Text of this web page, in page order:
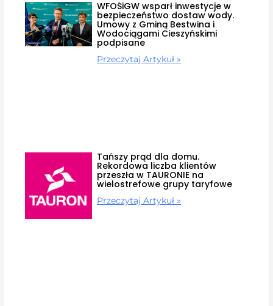
WFOŚiGW wsparł inwestycje w
bezpieczeństwo dostaw wody.
Umowy z Gminą Bestwina i
Wodociągami Cieszyńskimi
podpisane
Przeczytaj Artykuł »
Tańszy prąd dla domu.
Rekordowa liczba klientów
przeszła w TAURONIE na
wielostrefowe grupy taryfowe
Przeczytaj Artykuł »